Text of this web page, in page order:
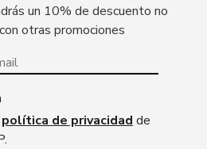
un 10% de descuento no
otras promociones
política de privacidad de